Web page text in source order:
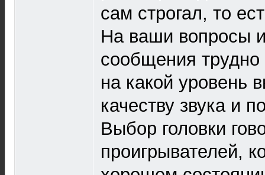
сам строгал, то
На ваши вопросы
сообщения трудно
на какой уровень
качеству звука и
Выбор головки
проигрывателей,